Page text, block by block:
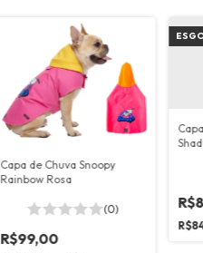
Capa de Chuva Snoopy
Rainbow Rosa
(0)
R$99,00